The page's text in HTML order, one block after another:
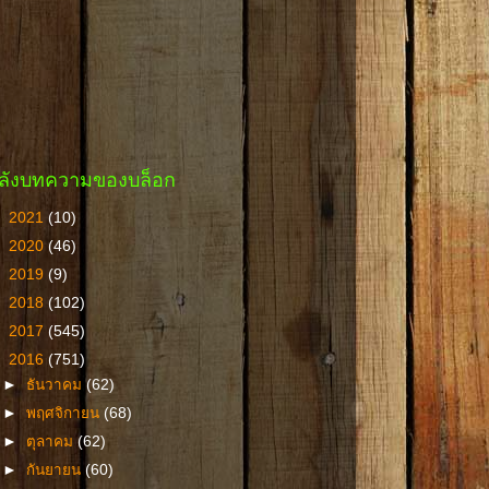
งบทความของบล็อก
2021 (10)
2020 (46)
2019 (9)
2018 (102)
2017 (545)
2016 (751)
► ธันวาคม(62)
►พฤศจิกายน(68)
► ตุลาคม(62)
► กันยายน(60)